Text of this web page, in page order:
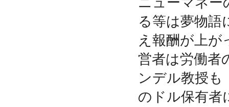
る等は夢物語
え報酬が上が
営者は労働者
ンデル教授も
のドル保有者